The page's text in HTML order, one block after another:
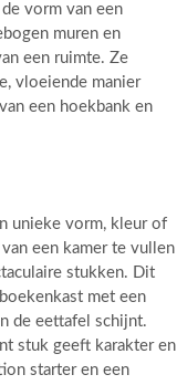
vorm van een
muren en
een ruimte. Ze
vloeiende manier
een hoekbank en
unieke vorm, kleur of
een kamer te vullen
stukken. Dit
met een
de eettafel schijnt.
stuk geeft karakter en
starter en een